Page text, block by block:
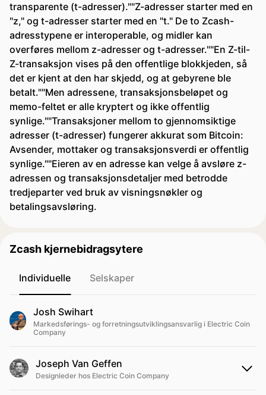
transparente (t-adresser).""Z-adresser starter med en
"z," og t-adresser starter med en "t." De to Zcash-
adresstypene er interoperable, og midler kan
overføres mellom z-adresser og t-adresser.""En Z-til-
Z-transaksjon vises på den offentlige blokkjeden, så
det er kjent at den har skjedd, og at gebyrene ble
betalt.""Men adressene, transaksjonsbeløpet og
memo-feltet er alle kryptert og ikke offentlig
synlige.""Transaksjoner mellom to gjennomsiktige
adresser (t-adresser) fungerer akkurat som Bitcoin:
Avsender, mottaker og transaksjonsverdi er offentlig
synlige.""Eieren av en adresse kan velge å avsløre z-
adressen og transaksjonsdetaljer med betrodde
tredjeparter ved bruk av visningsnøkler og
betalingsavsløring.
Zcash kjernebidragsytere
Individuelle Selskaper
Josh Swihart
Markedsførings- og forretningsutviklingsansvarlig i Electric Coin
Company
Joseph Van Geffen
Designleder hos Electric Coin Company